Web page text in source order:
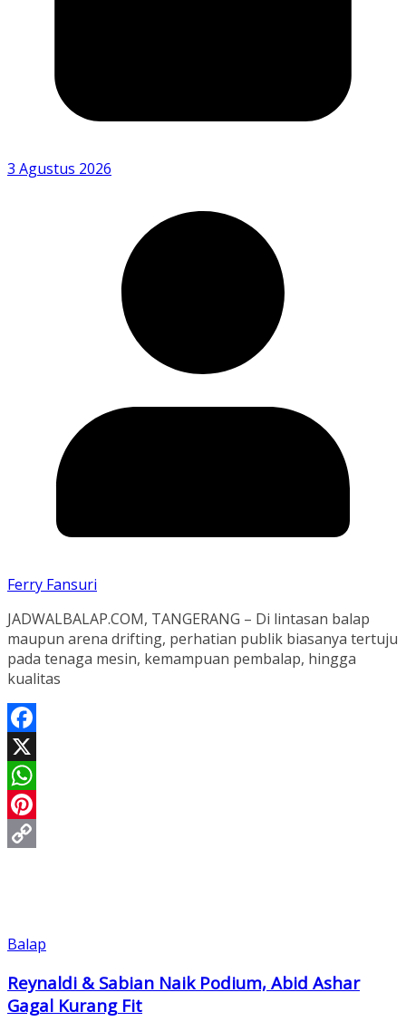
3 Agustus 2026
Ferry Fansuri
JADWALBALAP.COM, TANGERANG – Di lintasan balap
maupun arena drifting, perhatian publik biasanya tertuju
pada tenaga mesin, kemampuan pembalap, hingga
kualitas
Facebook
X
WhatsApp
Pinterest
Balap
Reynaldi & Sabian Naik Podium, Abid Ashar
Gagal Kurang Fit